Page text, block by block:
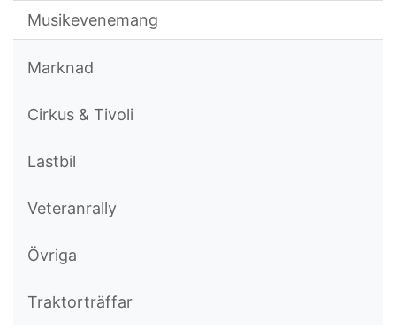
Musikevenemang
Marknad
Cirkus & Tivoli
Lastbil
Veteranrally
Övriga
Traktorträffar